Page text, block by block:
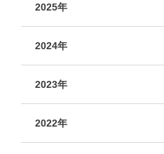
2025年
2024年
2023年
2022年